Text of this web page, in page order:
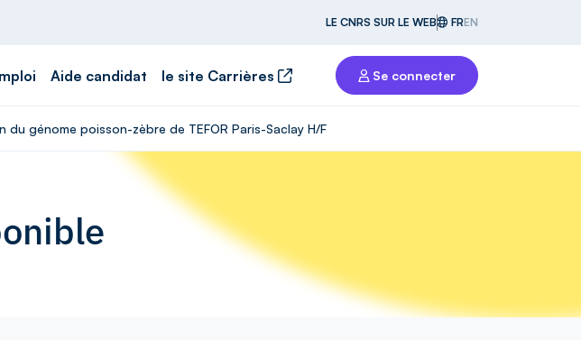
LE CNRS SUR LE WEB FREN
Aide candidat le site Carrières Se connecter
génome poisson-zèbre de TEFOR Paris-Saclay H/F